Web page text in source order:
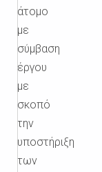
άτομο
με
σύμβαση
έργου
με
σκοπό
την
υποστήριξη
των